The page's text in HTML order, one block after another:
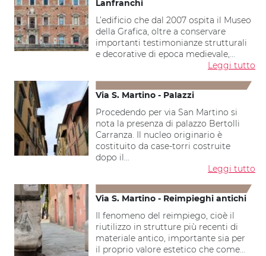
Lanfranchi
L’edificio che dal 2007 ospita il Museo
della Grafica, oltre a conservare
importanti testimonianze strutturali
e decorative di epoca medievale,...
Leggi tutto
Via S. Martino - Palazzi
Procedendo per via San Martino si
nota la presenza di palazzo Bertolli
Carranza. Il nucleo originario è
costituito da case-torri costruite
dopo il...
Leggi tutto
Via S. Martino - Reimpieghi antichi
Il fenomeno del reimpiego, cioè il
riutilizzo in strutture più recenti di
materiale antico, importante sia per
il proprio valore estetico che come...